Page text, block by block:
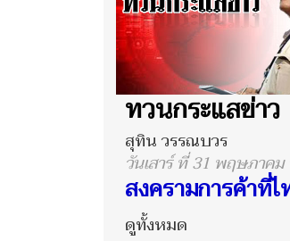
ทวนกระแสข่าว
สุทิน วรรณบวร
วันเสาร์ ที่ 31 พฤษภาค
สงครามการค้าที่
ดูทั้งหมด